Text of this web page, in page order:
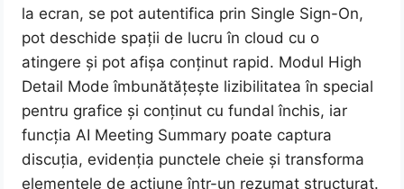
la ecran, se pot autentifica prin Single Sign-On,
pot deschide spații de lucru în cloud cu o
atingere și pot afișa conținut rapid. Modul High
Detail Mode îmbunătățește lizibilitatea în special
pentru grafice și conținut cu fundal închis, iar
funcția AI Meeting Summary poate captura
discuția, evidenția punctele cheie și transforma
elementele de acțiune într-un rezumat structurat.